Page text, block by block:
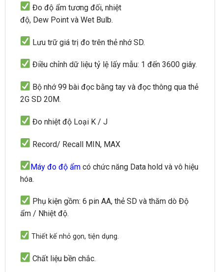
Đo độ ẩm tương đối, nhiệt
độ, Dew Point và Wet Bulb.
Lưu trữ giá trị đo trên thẻ nhớ SD.
Điều chỉnh dữ liệu tỷ lệ lấy mẫu: 1 đến 3600 giây.
Bộ nhớ 99 bài đọc bằng tay và đọc thông qua thẻ
2G SD 20M.
Đo nhiệt độ Loại K / J
Record/ Recall MIN, MAX
Máy đo độ ẩm có chức năng Data hold vàvô hiệu
hóa.
Phụ kiện gồm:6pin AA,thẻ SD vàthăm dòĐộ
ẩm / Nhiệt độ.
Thiết kế nhỏ gọn, tiện dụng.
Chất liệu bền chắc.